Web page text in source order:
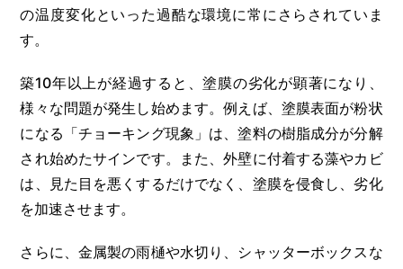
の温度変化といった過酷な環境に常にさらされていま
す。
築10年以上が経過すると、塗膜の劣化が顕著になり、
様々な問題が発生し始めます。例えば、塗膜表面が粉状
になる「チョーキング現象」は、塗料の樹脂成分が分解
され始めたサインです。また、外壁に付着する藻やカビ
は、見た目を悪くするだけでなく、塗膜を侵食し、劣化
を加速させます。
さらに、金属製の雨樋や水切り、シャッターボックスな